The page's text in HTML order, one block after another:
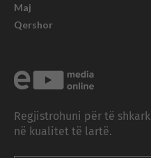
Maj
Qershor
Regjistrohuni për të
në kualitet të lartë.